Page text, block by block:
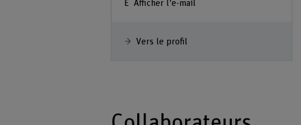
Afficher l'e-mail
Vers le profil